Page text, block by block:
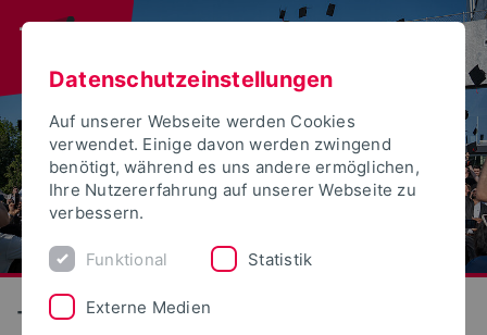
Technische Hochschule Ostwestfalen-Lippe
Datenschutzeinstellungen
Auf unserer Webseite werden Cookies
verwendet. Einige davon werden zwingend
benötigt, während es uns andere ermöglichen,
Ihre Nutzererfahrung auf unserer Webseite zu
verbessern.
Funktional Statistik
Externe Medien